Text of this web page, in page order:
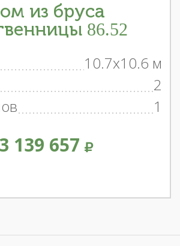
из бруса
86.52
10.7x10.6 м
2
1
3 139 657